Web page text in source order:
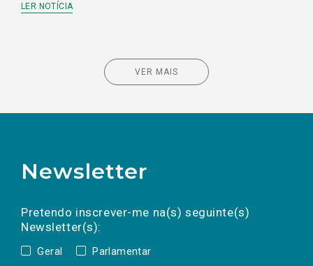
LER NOTÍCIA
VER MAIS
Newsletter
Pretendo inscrever-me na(s) seguinte(s)
Newsletter(s):
Geral Parlamentar
a(s) newsletter(s).
mail